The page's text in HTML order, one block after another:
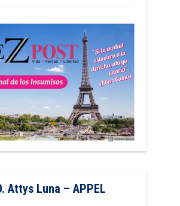
Attys Luna – APPEL